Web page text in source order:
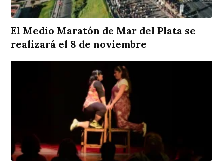
El Medio Maratón de Mar del Plata se
realizará el 8 de noviembre